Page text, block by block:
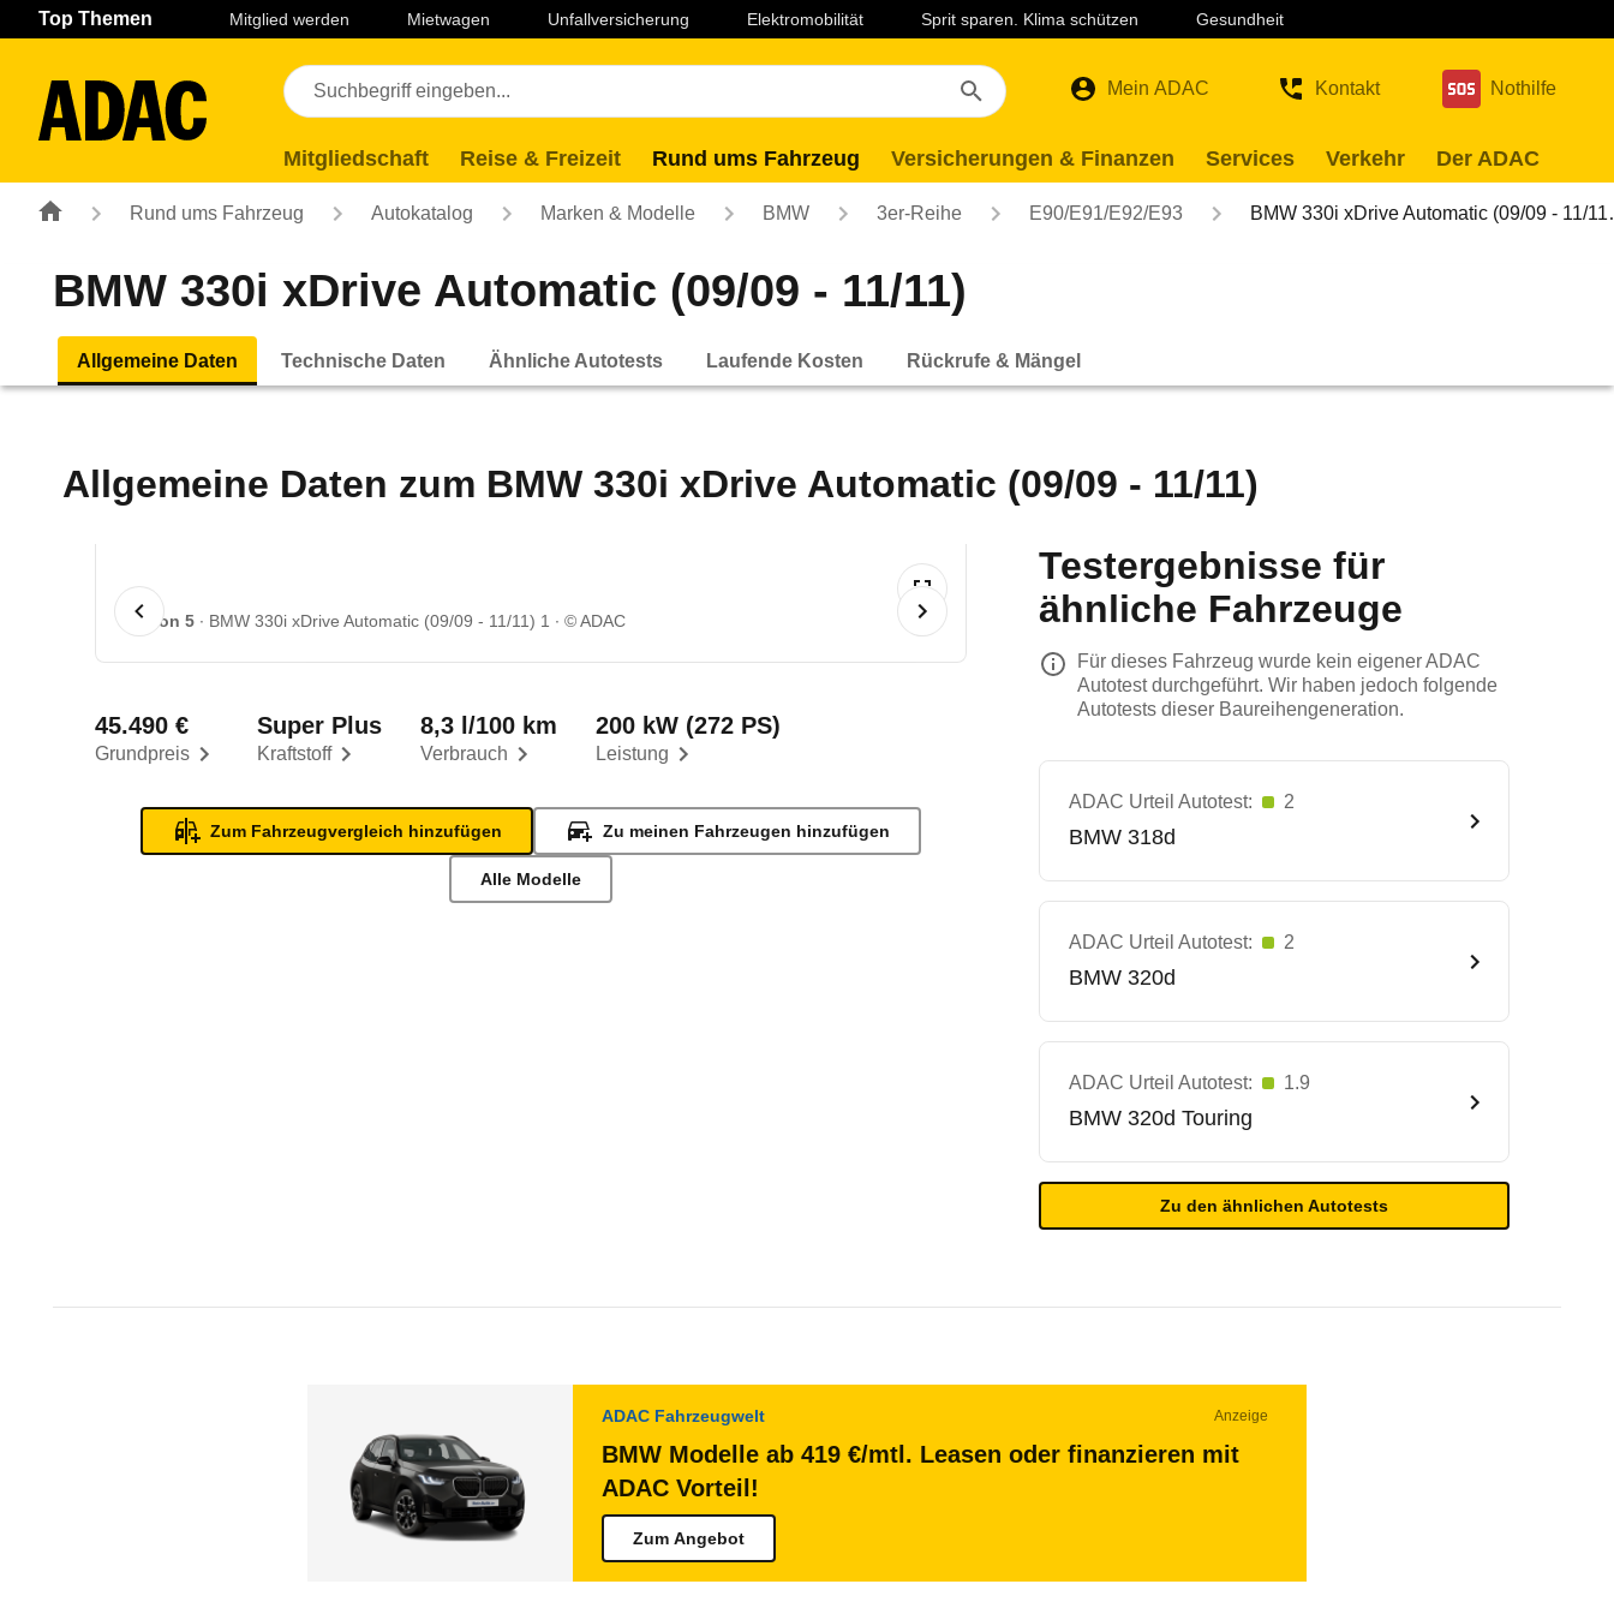
Navigation Seiteninhalt Fußzeile
Top Themen Mitglied werden Mietwagen Unfallversicherung Elektromobilität Sprit sparen. Klima schützen Gesundheit
Mein ADAC Kontakt Nothilfe
Mitgliedschaft Reise & Freizeit Rund ums Fahrzeug Versicherungen & Finanzen Services Verkehr Der ADAC
Rund ums Fahrzeug Autokatalog Marken & Modelle BMW 3er-Reihe E90/E91/E92/E93 BMW 330i xDrive Automatic (09/09 - 11/
BMW 330i xDrive Automatic (09/09 - 11/11)
Allgemeine Daten Technische Daten Ähnliche Autotests Laufende Kosten Rückrufe & Mängel
Allgemeine Daten zum BMW 330i xDrive Automatic (09/09 - 11/11)
1 von 5 BMW 330i xDrive Automatic (09/09 - 11/11) 1 © ADAC
Grundpreis
45.490 €
Kraftstoff
Super Plus
Verbrauch
8,3 l/100 km
Leistung
200 kW (272 PS)
Zum Fahrzeugvergleich hinzufügen Zu meinen Fahrzeugen hinzufügen
Alle Modelle
Testergebnisse für
ähnliche Fahrzeuge
Für dieses Fahrzeug wurde kein eigener ADAC
Autotest durchgeführt. Wir haben jedoch folgende
Autotests dieser Baureihengeneration.
ADAC Urteil Autotest: 2
BMW 318d
ADAC Urteil Autotest: 2
BMW 320d
ADAC Urteil Autotest: 1.9
BMW 320d Touring
Zu den ähnlichen Autotests
ADAC Fahrzeugwelt Anzeige
BMW Modelle ab 419 €/mtl. Leasen oder finanzieren mit
ADAC Vorteil!
Zum Angebot